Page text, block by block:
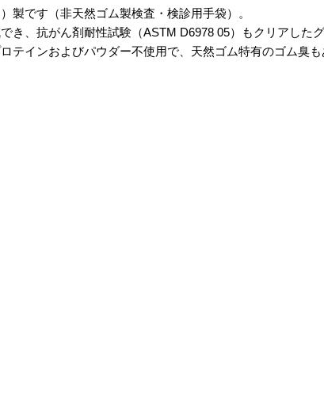
製です（非天然ゴム製検査・検診用手袋）。
き、抗がん剤耐性試験（ASTM D6978 05）もクリアしたグ
テインおよびパウダー不使用で、天然ゴム特有のゴム臭も